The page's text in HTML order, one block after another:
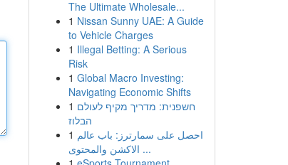
The Ultimate Wholesale...
1 Nissan Sunny UAE: A Guide
to Vehicle Charges
1 Illegal Betting: A Serious
Risk
1 Global Macro Investing:
Navigating Economic Shifts
1 חשפנית: מדריך מקיף לעולם
הבלוז
1 احصل على سمارترز: باب عالم
الاكشن والمحتوى ...